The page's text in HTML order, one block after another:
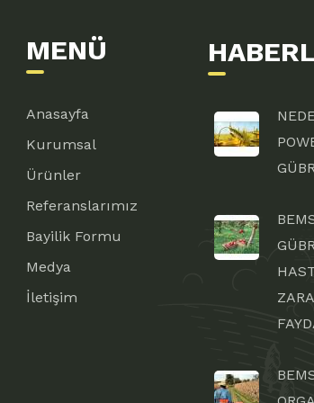
MENÜ
Anasayfa
Kurumsal
Ürünler
Referanslarımız
Bayilik Formu
Medya
İletişim